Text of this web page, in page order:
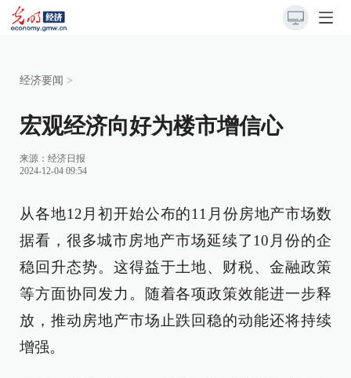
经济要闻 >
宏观经济向好为楼市增信心
来源： 经济日报
2024-12-04 09:54
从各地12月初开始公布的11月份房地产市场数
据看，很多城市房地产市场延续了10月份的企
稳回升态势。这得益于土地、财税、金融政策
等方面协同发力。随着各项政策效能进一步释
放，推动房地产市场止跌回稳的动能还将持续
增强。